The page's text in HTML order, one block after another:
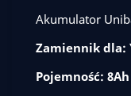
Akumulator
Zamiennik dla:
Pojemność: 8Ah